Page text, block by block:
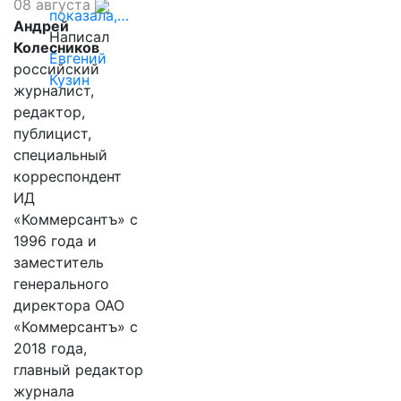
показала,…
Написал
Евгений
Кузин
08 августа
Андрей
Колесников
российский
журналист,
редактор,
публицист,
специальный
корреспондент
ИД
«Коммерсантъ» с
1996 года и
заместитель
генерального
директора ОАО
«Коммерсантъ» с
2018 года,
главный редактор
журнала